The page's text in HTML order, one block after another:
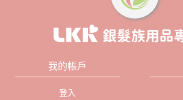
我的帳戶
登入